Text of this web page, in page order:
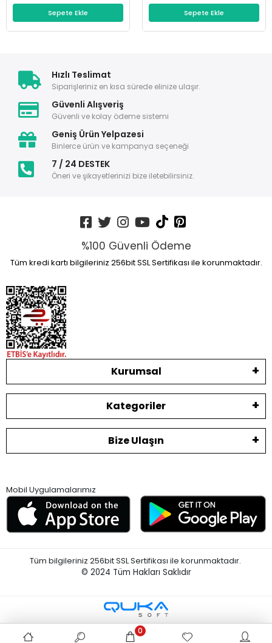
Sepete Ekle Sepete Ekle
Hızlı Teslimat
Siparişleriniz en kısa sürede elinize ulaşır.
Güvenli Alışveriş
Güvenli ve kolay ödeme sistemi
Geniş Ürün Yelpazesi
Binlerce ürün ve kampanya seçeneği
7 / 24 DESTEK
Öneri ve şikayetlerinizi bize iletebilirsiniz.
%100 Güvenli Ödeme
Tüm kredi kartı bilgileriniz 256bit SSL Sertifikası ile korunmaktadır.
Kurumsal
Kategoriler
Bize Ulaşın
Mobil Uygulamalarımız
Tüm bilgileriniz 256bit SSL Sertifikası ile korunmaktadır.
© 2024 Tüm Hakları Saklıdır
0